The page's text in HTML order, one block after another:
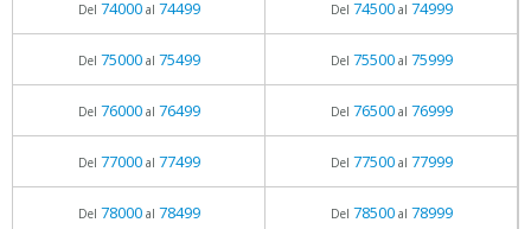
Del 74000al 74499 Del 74500al 74999
Del 75000al 75499 Del 75500al 75999
Del 76000al 76499 Del 76500al 76999
Del 77000al 77499 Del 77500al 77999
Del 78000al 78499 Del 78500al 78999